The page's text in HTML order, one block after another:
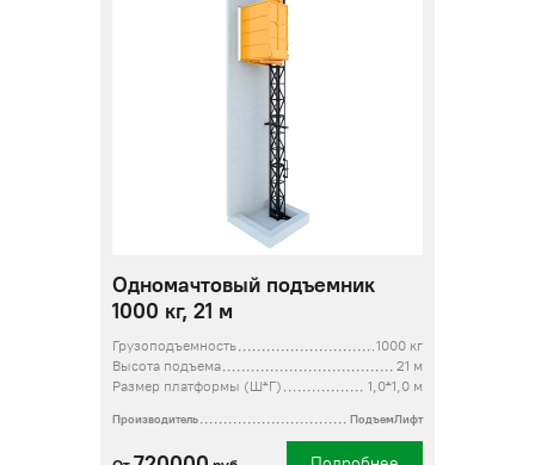
Одномачтовый подъемник
1000 кг, 21 м
Грузоподъемность
1000 кг
Высота подъема
21 м
Размер платформы (Ш*Г)
1,0*1,0 м
Производитель ПодъемЛифт